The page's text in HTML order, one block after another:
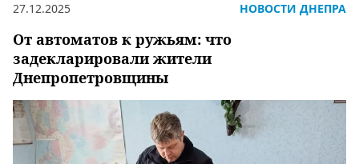
От автоматов к ружьям: что
задекларировали жители
Днепропетровщины
27.12.2025 НОВОСТИ ДНЕПРА